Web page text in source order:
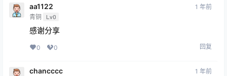
aa1122
青铜 Lv0
1 年前
感谢分享
0 0 回复
chancccc 1 年前